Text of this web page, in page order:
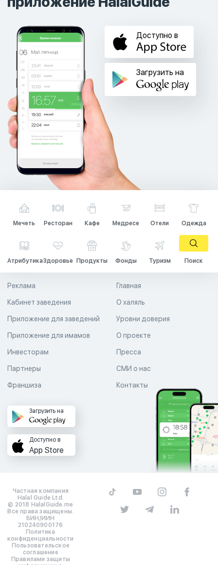
Доступно в
Загрузить на
Мечеть Ресторан Кафе Медресе Отели Одежда
АтрибутикаЗдоровье Продукты Фонды Туризм Поиск
Главная
О халяль
Уровни доверия
Реклама
Кабинет заведения
Приложение для заведений
Приложение для имамов О проекте
Пресса
СМИ о нас
Контакты
Инвесторам
Партнеры
Франшиза
Загрузить на
Доступно в
App Store
Частная компания
Halal Guide Ltd.
© 2018 HalalGuide.me
Все права защищены.
БИН/ИИН
210240900176
Политика
конфиденциальности
Пользовательское
соглашение
Правилами защиты